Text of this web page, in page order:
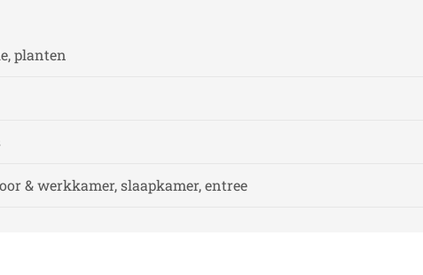
planten
& werkkamer, slaapkamer, entree